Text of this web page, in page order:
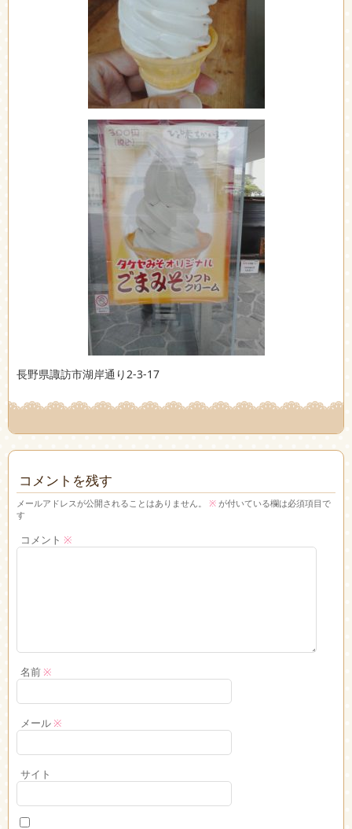
長野県諏訪市湖岸通り2-3-17
コメントを残す
メールアドレスが公開されることはありません。 ※ が付いている欄は必須項目で
す
コメント ※
名前※
メール※
サイト